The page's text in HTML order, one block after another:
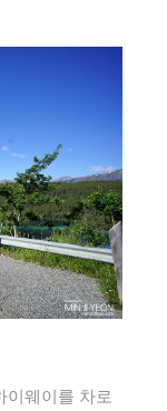
이웨이를 차로